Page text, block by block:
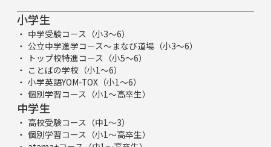
小学生
中学受験コース（小3～6）
公立中学進学コース～まなび道場（小3～6）
トップ校特進コース（小5～6）
ことばの学校（小1～6）
小学英語YOM-TOX（小1～6）
個別学習コース（小1～高卒生）
中学生
高校受験コース（中1～3）
個別学習コース（小1～高卒生）